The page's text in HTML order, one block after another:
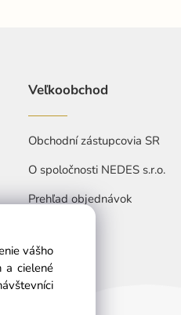
Veľkoobchod
Obchodní zástupcovia SR
O spoločnosti NEDES s.r.o.
Prehľad objednávok
vášho
a cielené